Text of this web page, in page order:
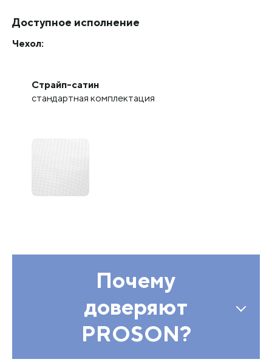
Доступное исполнение
Чехол:
Страйп-сатин
стандартная комплектация
Почему
доверяют
PROSON?